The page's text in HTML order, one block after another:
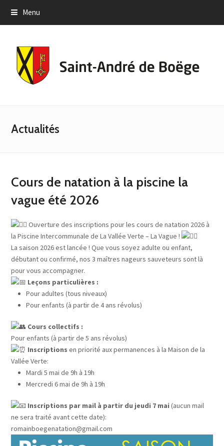
Menu
Actualités
Cours de natation à la piscine la
vague été 2026
Ouverture des inscriptions pour les cours de natation 2026 à
la Piscine Intercommunale de La Vallée Verte – La Vague !
La saison 2026 est lancée ! Que vous soyez adulte ou enfant,
débutant ou confirmé, nos 3 maîtres nageurs sauveteurs sont là
pour vous accompagner.
Leçons particulières :
Pour adultes (tous niveaux)
Pour enfants (à partir de 4 ans révolus)
Cours collectifs :
Pour enfants (à partir de 5 ans révolus)
Inscriptions en priorité aux permanences à la Maison de la
Vallée Verte:
Mardi 5 mai de 9h à 19h
Mercredi 6 mai de 9h à 19h
Inscriptions par mail à partir du jeudi 7 mai (aucun mail
ne sera traité avant cette date):
romainboegenatation@gmail.com